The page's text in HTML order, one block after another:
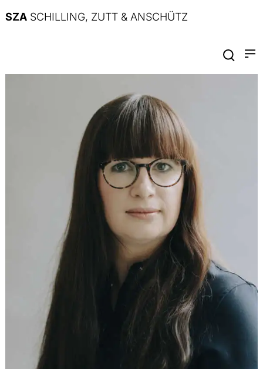
SZA SCHILLING, ZUTT & ANSCHÜTZ